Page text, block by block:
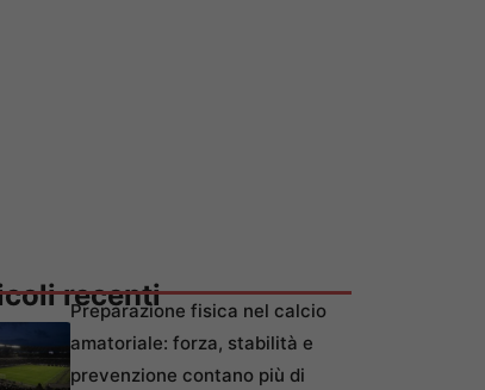
recenti
Preparazione fisica nel calcio
amatoriale: forza, stabilità e
prevenzione contano più di